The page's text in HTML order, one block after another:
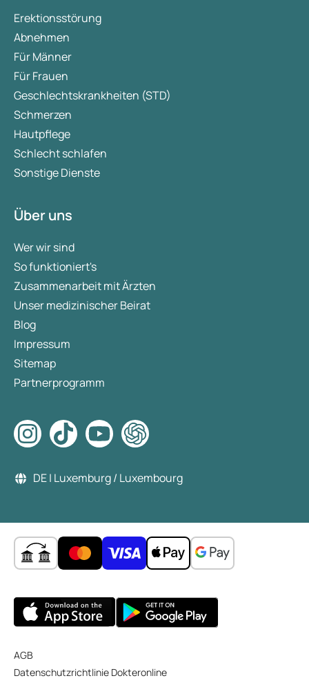
Erektionsstörung
Abnehmen
Für Männer
Für Frauen
Geschlechtskrankheiten (STD)
Schmerzen
Hautpflege
Schlecht schlafen
Sonstige Dienste
Über uns
Wer wir sind
So funktioniert's
Zusammenarbeit mit Ärzten
Unser medizinischer Beirat
Blog
Impressum
Sitemap
Partnerprogramm
DE | Luxemburg / Luxembourg
AGB
Datenschutzrichtlinie Dokteronline